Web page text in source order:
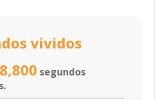
vividos
segundos